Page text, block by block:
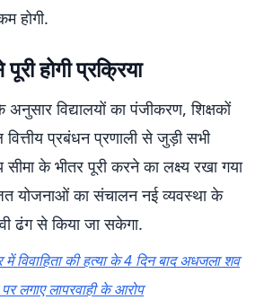
होगी.
होगी प्रक्रिया
अनुसार विद्यालयों का पंजीकरण, शिक्षकों
प्रबंधन प्रणाली से जुड़ी सभी
सीमा के भीतर पूरी करने का लक्ष्य रखा गया
योजनाओं का संचालन नई व्यवस्था के
ढंग से किया जा सकेगा.
में विवाहिता की हत्या के 4 दिन बाद अधजला शव
लगाए लापरवाही के आरोप